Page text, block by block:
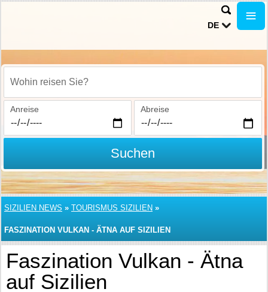
DE
Wohin reisen Sie?
Anreise Abreise
Suchen
SIZILIEN NEWS » TOURISMUS SIZILIEN »
FASZINATION VULKAN - ÄTNA AUF SIZILIEN
Faszination Vulkan - Ätna
auf Sizilien